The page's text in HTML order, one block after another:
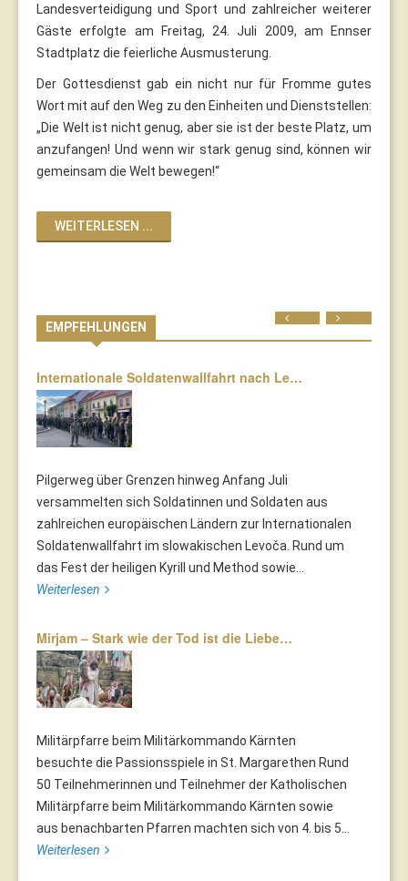
Landesverteidigung und Sport und zahlreicher weiterer
Gäste erfolgte am Freitag, 24. Juli 2009, am Ennser
Stadtplatz die feierliche Ausmusterung.
Der Gottesdienst gab ein nicht nur für Fromme gutes
Wort mit auf den Weg zu den Einheiten und Dienststellen:
„Die Welt ist nicht genug, aber sie ist der beste Platz, um
anzufangen! Und wenn wir stark genug sind, können wir
gemeinsam die Welt bewegen!“
WEITERLESEN ...
EMPFEHLUNGEN
Internationale Soldatenwallfahrt nach Le…
Pilgerweg über Grenzen hinweg Anfang Juli
versammelten sich Soldatinnen und Soldaten aus
zahlreichen europäischen Ländern zur Internationalen
Soldatenwallfahrt im slowakischen Levoča. Rund um
das Fest der heiligen Kyrill und Method sowie...
Weiterlesen
Mirjam – Stark wie der Tod ist die Liebe…
Militärpfarre beim Militärkommando Kärnten
besuchte die Passionsspiele in St. Margarethen Rund
50 Teilnehmerinnen und Teilnehmer der Katholischen
Militärpfarre beim Militärkommando Kärnten sowie
aus benachbarten Pfarren machten sich von 4. bis 5...
Weiterlesen